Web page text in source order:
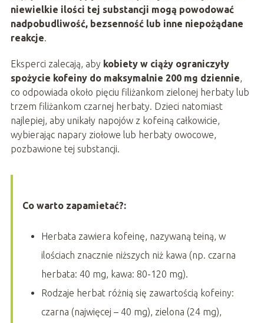
niewielkie ilości tej substancji mogą powodować
nadpobudliwość, bezsenność lub inne niepożądane
reakcje.
Eksperci zalecają, aby kobiety w ciąży ograniczyły
spożycie kofeiny do maksymalnie 200 mg dziennie,
co odpowiada około pięciu filiżankom zielonej herbaty lub
trzem filiżankom czarnej herbaty. Dzieci natomiast
najlepiej, aby unikały napojów z kofeiną całkowicie,
wybierając napary ziołowe lub herbaty owocowe,
pozbawione tej substancji.
Co warto zapamietać?:
Herbata zawiera kofeinę, nazywaną teiną, w
ilościach znacznie niższych niż kawa (np. czarna
herbata: 40 mg, kawa: 80-120 mg).
Rodzaje herbat różnią się zawartością kofeiny:
czarna (najwięcej – 40 mg), zielona (24 mg),